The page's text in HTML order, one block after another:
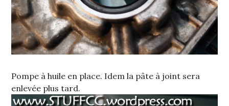
Pompe à huile en place. Idem la pâte à joint sera
enlevée plus tard.